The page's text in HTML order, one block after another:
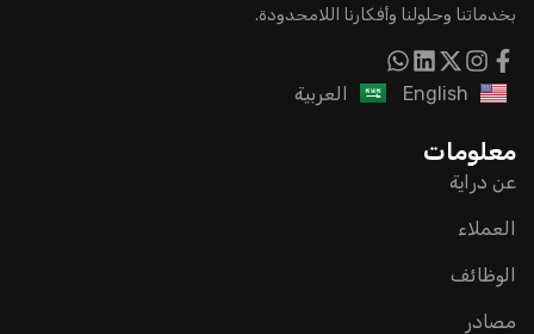
بخدماتنا وحلولنا وأفكارنا اللامحدودة.
English العربية
معلومات
عن دراية
العملاء
الوظائف
مصادر